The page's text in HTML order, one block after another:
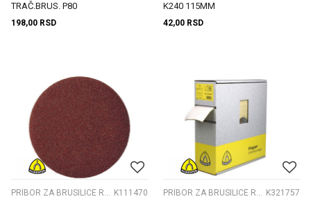
TRAČ.BRUS. P80
198,00 RSD
K240 115MM
42,00 RSD
K111470 K321757